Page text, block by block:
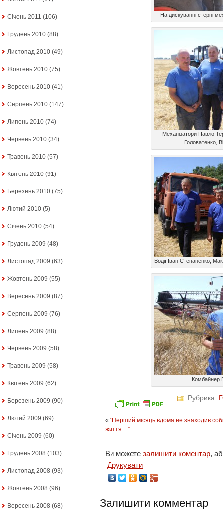
Січень 2011 (106)
Грудень 2010 (88)
Листопад 2010 (49)
Жовтень 2010 (75)
Вересень 2010 (41)
Серпень 2010 (147)
Липень 2010 (74)
Червень 2010 (34)
Травень 2010 (57)
Квітень 2010 (91)
Березень 2010 (75)
Лютий 2010 (5)
Січень 2010 (54)
Грудень 2009 (48)
Листопад 2009 (63)
Жовтень 2009 (55)
Вересень 2009 (87)
Серпень 2009 (76)
Липень 2009 (88)
Червень 2009 (58)
Травень 2009 (58)
Квітень 2009 (62)
Березень 2009 (90)
Лютий 2009 (69)
Січень 2009 (60)
Грудень 2008 (103)
Листопад 2008 (93)
Жовтень 2008 (96)
Вересень 2008 (68)
На дискуванні стерні
Механізатори Павло
Головатенко,
Водії Іван Степаненко,
Комбайнер
Рубрика:
« “Перший місяць вдома не знаходив
життя…”
Ви можете залишити коментар,
Друкувати
Залишити комментар